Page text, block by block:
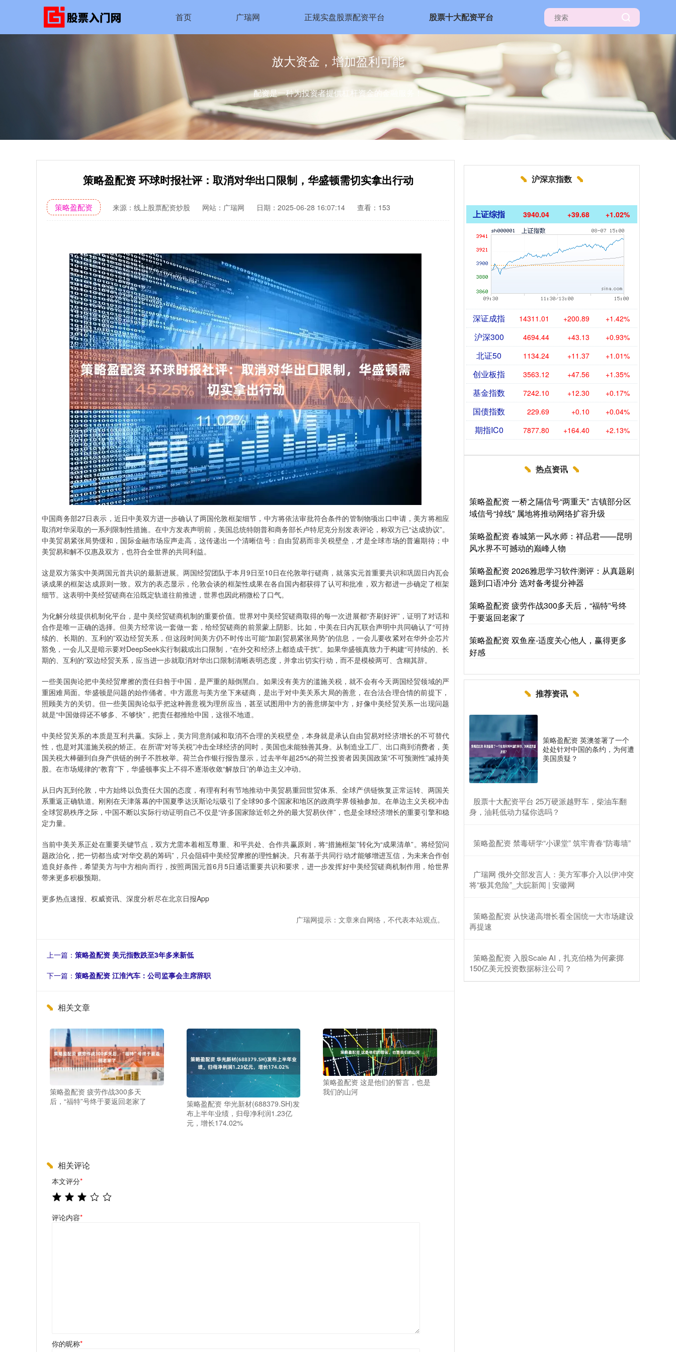
首页 广瑞网 正规实盘股票配资平台 股票十大配资平台
放大资金，增加盈利可能
配资是一种为投资者提供杠杆资金的金融服务！
策略盈配资 环球时报社评：取消对华出口限制，华盛顿需切实拿出行动
策略盈配资 来源：线上股票配资炒股 网站：广瑞网 日期：2025-06-28 16:07:14 查看：153
中国商务部27日表示，近日中美双方进一步确认了两国伦敦框架细节，中方将依法审批符合条件的管制物项出口申请，美方将相应
取消对华采取的一系列限制性措施。在中方发表声明前，美国总统特朗普和商务部长卢特尼克分别发表评论，称双方已“达成协议”。
中美贸易紧张局势缓和，国际金融市场应声走高，这传递出一个清晰信号：自由贸易而非关税壁垒，才是全球市场的普遍期待；中
美贸易和解不仅惠及双方，也符合全世界的共同利益。
这是双方落实中美两国元首共识的最新进展。两国经贸团队于本月9日至10日在伦敦举行磋商，就落实元首重要共识和巩固日内瓦会
谈成果的框架达成原则一致。双方的表态显示，伦敦会谈的框架性成果在各自国内都获得了认可和批准，双方都进一步确定了框架
细节。这表明中美经贸磋商在沿既定轨道往前推进，世界也因此稍微松了口气。
为化解分歧提供机制化平台，是中美经贸磋商机制的重要价值。世界对中美经贸磋商取得的每一次进展都“齐刷好评”，证明了对话和
合作是唯一正确的选择。但美方经常说一套做一套，给经贸磋商的前景蒙上阴影。比如，中美在日内瓦联合声明中共同确认了“可持
续的、长期的、互利的”双边经贸关系，但这段时间美方仍不时传出可能“加剧贸易紧张局势”的信息，一会儿要收紧对在华外企芯片
豁免，一会儿又是暗示要对DeepSeek实行制裁或出口限制，“在外交和经济上都造成干扰”。如果华盛顿真致力于构建“可持续的、长
期的、互利的”双边经贸关系，应当进一步就取消对华出口限制清晰表明态度，并拿出切实行动，而不是模棱两可、含糊其辞。
一些美国舆论把中美经贸摩擦的责任归咎于中国，是严重的颠倒黑白。如果没有美方的滥施关税，就不会有今天两国经贸领域的严
重困难局面。华盛顿是问题的始作俑者。中方愿意与美方坐下来磋商，是出于对中美关系大局的善意，在合法合理合情的前提下，
照顾美方的关切。但一些美国舆论似乎把这种善意视为理所应当，甚至试图用中方的善意绑架中方，好像中美经贸关系一出现问题
就是“中国做得还不够多、不够快”，把责任都推给中国，这很不地道。
中美经贸关系的本质是互利共赢。实际上，美方同意削减和取消不合理的关税壁垒，本身就是承认自由贸易对经济增长的不可替代
性，也是对其滥施关税的矫正。在所谓“对等关税”冲击全球经济的同时，美国也未能独善其身。从制造业工厂、出口商到消费者，美
国关税大棒砸到自身产供链的例子不胜枚举。荷兰合作银行报告显示，过去半年超25%的荷兰投资者因美国政策“不可预测性”减持美
股。在市场规律的“教育”下，华盛顿事实上不得不逐渐收敛“解放日”的单边主义冲动。
从日内瓦到伦敦，中方始终以负责任大国的态度，有理有利有节地推动中美贸易重回世贸体系、全球产供链恢复正常运转、两国关
系重返正确轨道。刚刚在天津落幕的中国夏季达沃斯论坛吸引了全球90多个国家和地区的政商学界领袖参加。在单边主义关税冲击
全球贸易秩序之际，中国不断以实际行动证明自己不仅是“许多国家除近邻之外的最大贸易伙伴”，也是全球经济增长的重要引擎和稳
定力量。
当前中美关系正处在重要关键节点，双方尤需本着相互尊重、和平共处、合作共赢原则，将“措施框架”转化为“成果清单”。将经贸问
题政治化，把一切都当成“对华交易的筹码”，只会阻碍中美经贸摩擦的理性解决。只有基于共同行动才能够增进互信，为未来合作创
造良好条件，希望美方与中方相向而行，按照两国元首6月5日通话重要共识和要求，进一步发挥好中美经贸磋商机制作用，给世界
带来更多积极预期。‍
更多热点速报、权威资讯、深度分析尽在北京日报App
广瑞网提示：文章来自网络，不代表本站观点。
上一篇： 策略盈配资 美元指数跌至3年多来新低
下一篇： 策略盈配资 江淮汽车：公司监事会主席辞职
相关文章
策略盈配资 疲劳作战300多天
后，“福特”号终于要返回老家了
策略盈配资 华光新材(688379.SH)发
布上半年业绩，归母净利润1.23亿
元，增长174.02%
策略盈配资 这是他们的誓言，也是
我们的山河
相关评论
本文评分*
评论内容*
你的昵称*
沪深京指数
上证综指 3940.04 +39.68 +1.02%
深证成指 14311.01 +200.89 +1.42%
沪深300 4694.44 +43.13 +0.93%
北证50 1134.24 +11.37 +1.01%
创业板指 3563.12 +47.56 +1.35%
基金指数 7242.10 +12.30 +0.17%
国债指数 229.69 +0.10 +0.04%
期指IC0 7877.80 +164.40 +2.13%
热点资讯
策略盈配资 一桥之隔信号“两重天” 古镇部分区
域信号“掉线” 属地将推动网络扩容升级
策略盈配资 春城第一风水师：祥品君——昆明
风水界不可撼动的巅峰人物
策略盈配资 2026雅思学习软件测评：从真题刷
题到口语冲分 选对备考提分神器
策略盈配资 疲劳作战300多天后，“福特”号终
于要返回老家了
策略盈配资 双鱼座-适度关心他人，赢得更多
好感
推荐资讯
策略盈配资 英澳签署了一个
处处针对中国的条约，为何遭
美国质疑？
​股票十大配资平台 25万硬派越野车，柴油车翻
身，油耗低动力猛你选吗？
​策略盈配资 禁毒研学“小课堂” 筑牢青春“防毒墙”
​广瑞网 俄外交部发言人：美方军事介入以伊冲突
将“极其危险”_大皖新闻 | 安徽网
​策略盈配资 从快递高增长看全国统一大市场建设
再提速
​策略盈配资 入股Scale AI，扎克伯格为何豪掷
150亿美元投资数据标注公司？